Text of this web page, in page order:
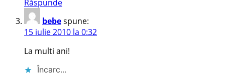
Răspunde
bebespune:
15 iulie 2010 la 0:32
La multi ani!
Încarc...